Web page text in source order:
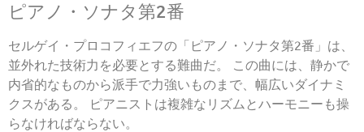
ピアノ・ソナタ第2番
セルゲイ・プロコフィエフの「ピアノ・ソナタ第2番」は、
並外れた技術力を必要とする難曲だ。 この曲には、静かで
内省的なものから派手で力強いものまで、幅広いダイナミ
クスがある。 ピアニストは複雑なリズムとハーモニーも操
らなければならない。